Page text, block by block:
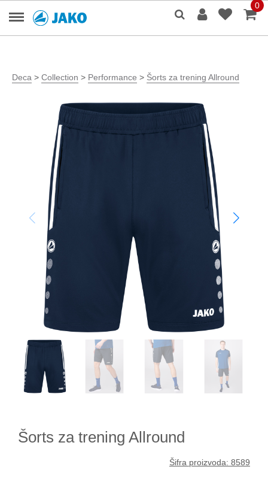
0
Deca > Collection > Performance > Šorts za trening Allround
Šorts za trening Allround
Šifra proizvoda: 8589